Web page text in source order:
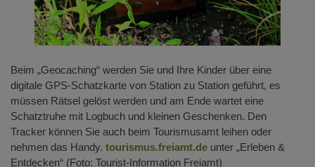
Beim „Geocaching“ werden Sie und Ihre Kinder über eine
digitale GPS-Schatzkarte von Station zu Station geführt, es
müssen Rätsel gelöst werden und am Ende wartet eine
Schatztruhe mit Logbuch und kleinen Geschenken. Den
Tracker können Sie auch beim Tourismusamt leihen oder
nehmen das Handy. tourismus.freiamt.de unter „Erleben &
Entdecken“ (Foto: Tourist-Information Freiamt)